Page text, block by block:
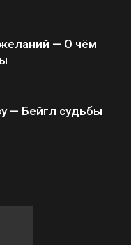
— О чём
— Бейгл судьбы